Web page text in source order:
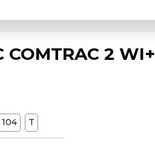
COMTRAC 2 WI+
104 T